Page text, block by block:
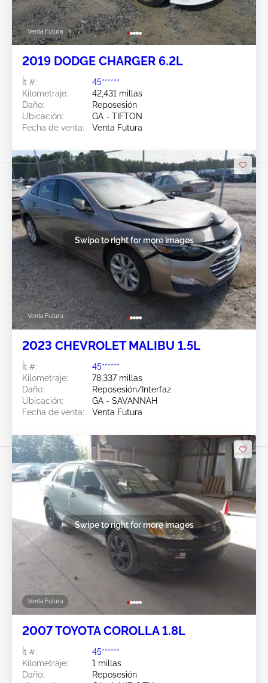
Venta Futura
2019 DODGE CHARGER 6.2L
Ít #:
45******
Kilometraje:
42,431 millas
Daño:
Reposesión
Ubicación:
GA - TIFTON
Fecha de venta:
Venta Futura
Venta Futura
Swipe to right for more images
2023 CHEVROLET MALIBU 1.5L
Ít #:
45******
Kilometraje:
78,337 millas
Daño:
Reposesión/Interfaz
Ubicación:
GA - SAVANNAH
Fecha de venta:
Venta Futura
Venta Futura
Swipe to right for more images
2007 TOYOTA COROLLA 1.8L
Ít #:
45******
Kilometraje:
1 millas
Daño:
Reposesión